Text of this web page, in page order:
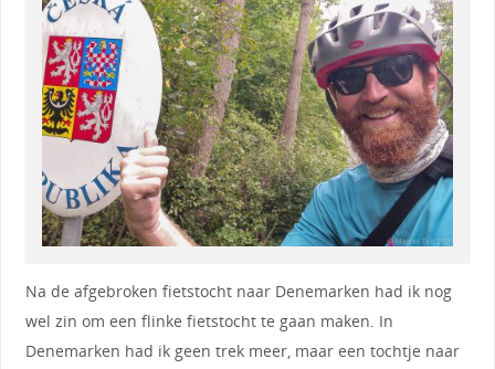
Na de afgebroken fietstocht naar Denemarken had ik nog
wel zin om een flinke fietstocht te gaan maken. In
Denemarken had ik geen trek meer, maar een tochtje naar